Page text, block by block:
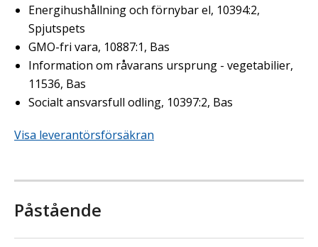
Energihushållning och förnybar el, 10394:2,
Spjutspets
GMO-fri vara, 10887:1, Bas
Information om råvarans ursprung - vegetabilier,
11536, Bas
Socialt ansvarsfull odling, 10397:2, Bas
Visa leverantörsförsäkran
Påstående